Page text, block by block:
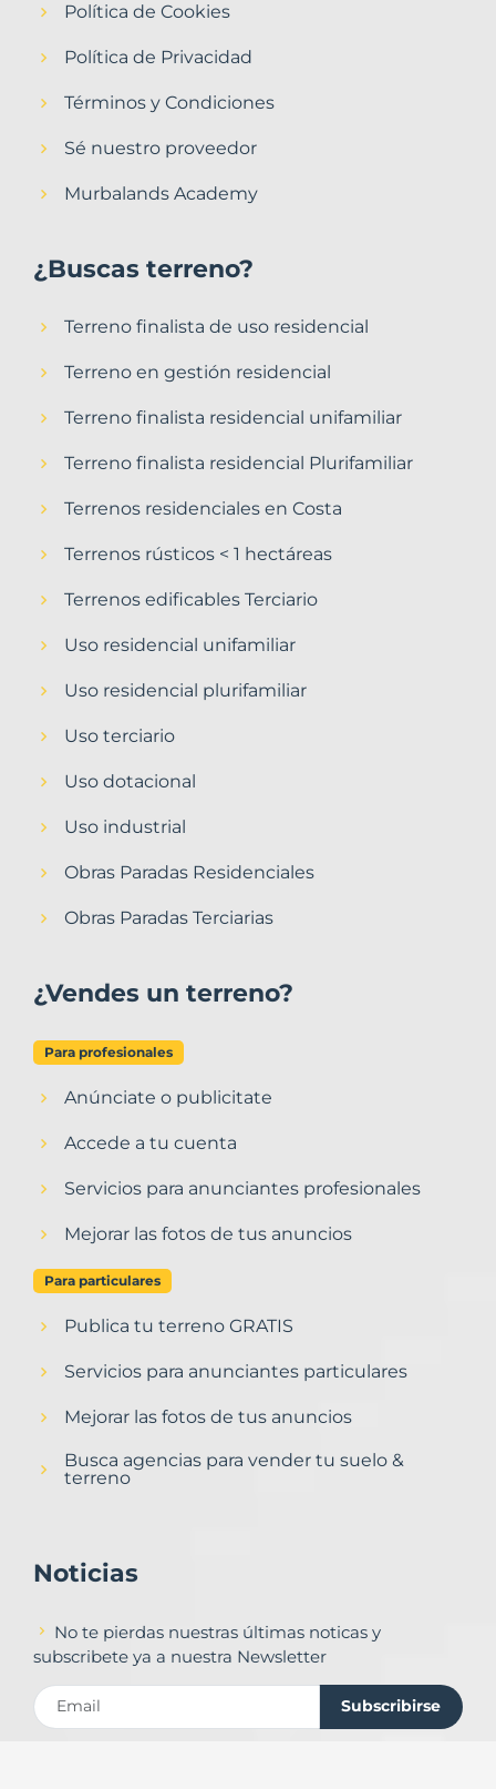
Política de Cookies
Política de Privacidad
Términos y Condiciones
Sé nuestro proveedor
Murbalands Academy
¿Buscas terreno?
Terreno finalista de uso residencial
Terreno en gestión residencial
Terreno finalista residencial unifamiliar
Terreno finalista residencial Plurifamiliar
Terrenos residenciales en Costa
Terrenos rústicos < 1 hectáreas
Terrenos edificables Terciario
Uso residencial unifamiliar
Uso residencial plurifamiliar
Uso terciario
Uso dotacional
Uso industrial
Obras Paradas Residenciales
Obras Paradas Terciarias
¿Vendes un terreno?
Para profesionales
Anúnciate o publicitate
Accede a tu cuenta
Servicios para anunciantes profesionales
Mejorar las fotos de tus anuncios
Para particulares
Publica tu terreno GRATIS
Servicios para anunciantes particulares
Mejorar las fotos de tus anuncios
Busca agencias para vender tu suelo &
terreno
Noticias
No te pierdas nuestras últimas noticas y
subscribete ya a nuestra Newsletter
Subscribirse